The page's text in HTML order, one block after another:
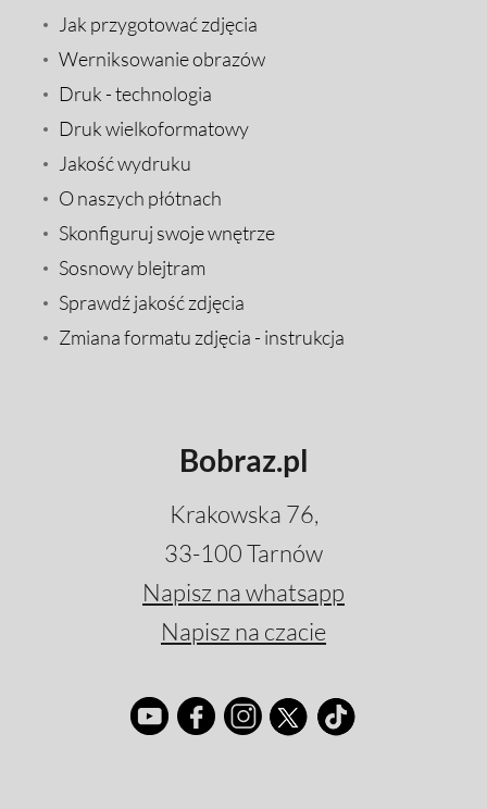
Jak przygotować zdjęcia
Werniksowanie obrazów
Druk - technologia
Druk wielkoformatowy
Jakość wydruku
O naszych płótnach
Skonfiguruj swoje wnętrze
Sosnowy blejtram
Sprawdź jakość zdjęcia
Zmiana formatu zdjęcia - instrukcja
Bobraz.pl
Krakowska 76,
33-100 Tarnów
Napisz na whatsapp
Napisz na czacie